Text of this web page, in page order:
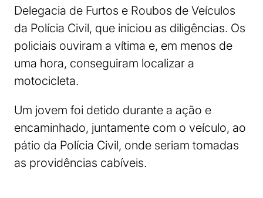
Delegacia de Furtos e Roubos de Veículos
da Polícia Civil, que iniciou as diligências. Os
policiais ouviram a vítima e, em menos de
uma hora, conseguiram localizar a
motocicleta.
Um jovem foi detido durante a ação e
encaminhado, juntamente com o veículo, ao
pátio da Polícia Civil, onde seriam tomadas
as providências cabíveis.